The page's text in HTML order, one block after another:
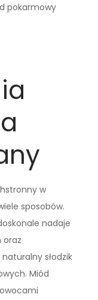
pokarmowy
w
sposobów.
nadaje
oraz
słodzik
Miód